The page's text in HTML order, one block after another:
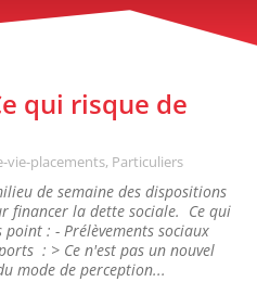
qui risque de
vie-placements, Particuliers
de semaine des dispositions
financer la dette sociale. Ce qui
: - Prélèvements sociaux
: > Ce n'est pas un nouvel
mode de perception...